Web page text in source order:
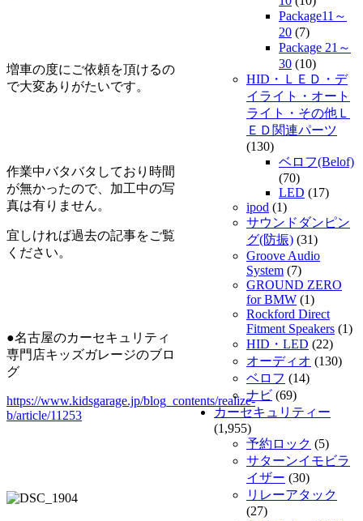
増車の度にご依頼を頂けるの
で大変ありがたいです。
作業中バタバタしており時間
が無かったので、加工中の写
真は有りません。
宜しければ過去の記事をご覧
ください。
●名古屋のカーセキュリティ
専門店キッズガレージのブロ
グ
https://www.kidsgarage.jp/blog_contents/realize-
b/article/11253
Package11～
20 (7)
Package 21～
30 (10)
HID・ＬＥＤ・デ
イライト・オート
ライト・その他Ｌ
ＥＤ関連パーツ
(130)
ベロフ(Belof)
(70)
LED (17)
ipod (1)
サウンドダンピン
グ(防振) (31)
Groove Audio
System (7)
GROUND ZERO
for BMW (1)
Rockford Direct
Fitment Speakers (1)
HID・LED (22)
オーディオ (130)
ベロフ (14)
ナビ (69)
カーセキュリティー
(1,955)
予約ロック (5)
サターンイモビラ
イザー (30)
リレーアタック
(27)